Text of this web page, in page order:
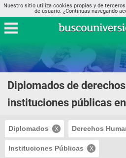
Nuestro sitio utiliza cookies propias y de
de usuario. ¿Continuas navegando
Diplomados de
instituciones públicas
Diplomados Derechos
Instituciones Públicas